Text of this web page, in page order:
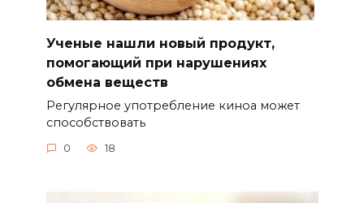
Ученые нашли новый продукт,
помогающий при нарушениях
обмена веществ
Регулярное употребление киноа может
способствовать
0 18